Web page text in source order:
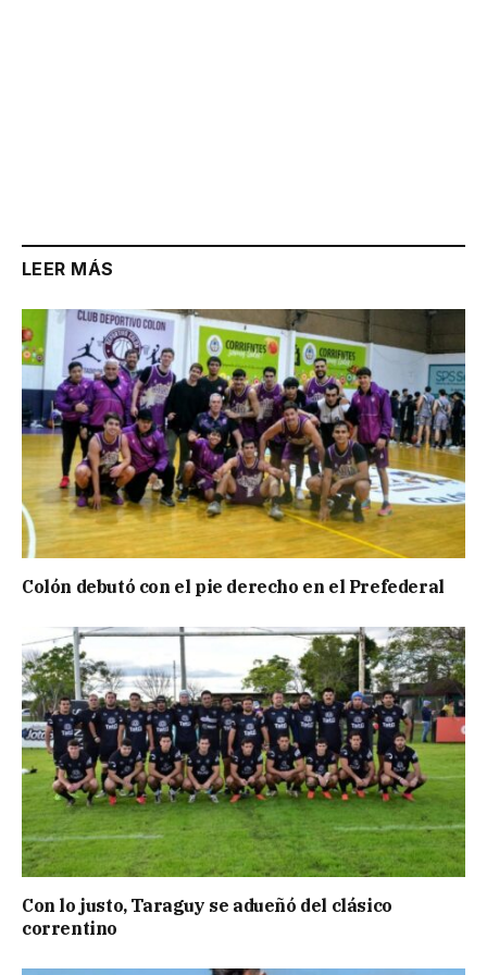
LEER MÁS
Colón debutó con el pie derecho en el Prefederal
Con lo justo, Taraguy se adueñó del clásico
correntino